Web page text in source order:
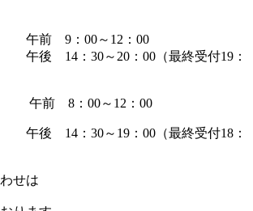
午前 9：00～12：00
～20：00（最終受付19：
00～12：00
～19：00（最終受付18：
せは